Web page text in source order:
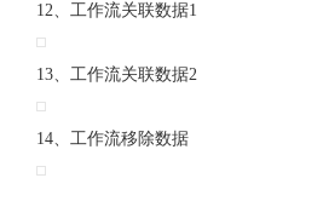
12、工作流关联数据1
13、工作流关联数据2
14、工作流移除数据